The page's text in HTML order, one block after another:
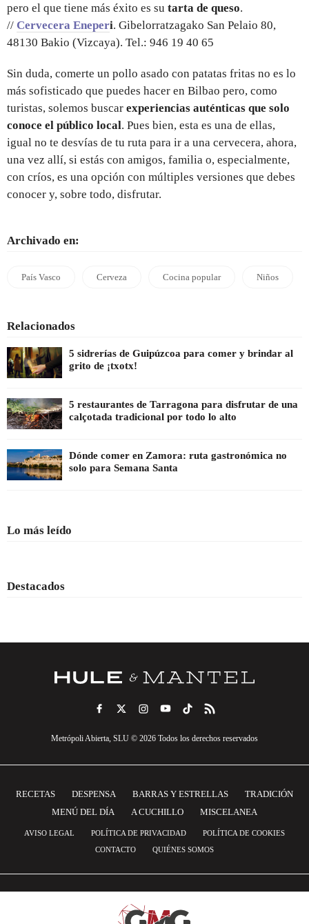
pero el que tiene más éxito es su tarta de queso.
// Cervecera Eneperi. Gibelorratzagako San Pelaio 80,
48130 Bakio (Vizcaya). Tel.: 946 19 40 65
Sin duda, comerte un pollo asado con patatas fritas no es lo
más sofisticado que puedes hacer en Bilbao pero, como
turistas, solemos buscar experiencias auténticas que solo
conoce el público local. Pues bien, esta es una de ellas,
igual no te desvías de tu ruta para ir a una cervecera, ahora,
una vez allí, si estás con amigos, familia o, especialmente,
con críos, es una opción con múltiples versiones que debes
conocer y, sobre todo, disfrutar.
Archivado en:
País Vasco Cerveza Cocina popular Niños
Relacionados
5 sidrerías de Guipúzcoa para comer y brindar al
grito de ¡txotx!
5 restaurantes de Tarragona para disfrutar de una
calçotada tradicional por todo lo alto
Dónde comer en Zamora: ruta gastronómica no
solo para Semana Santa
Lo más leído
Destacados
Metrópoli Abierta, SLU © 2026 Todos los derechos reservados
RECETAS DESPENSA BARRAS Y ESTRELLAS
TRADICIÓN
MENÚ DEL DÍA
A CUCHILLO MISCELANEA
AVISO LEGAL POLÍTICA DE PRIVACIDAD
POLÍTICA DE COOKIES
CONTACTO
QUIÉNES SOMOS